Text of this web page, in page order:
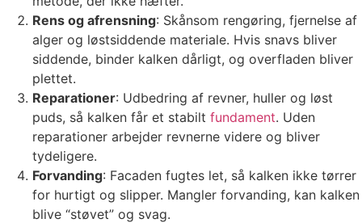
Rens og afrensning: Skånsom rengøring, fjernelse af
alger og løstsiddende materiale. Hvis snavs bliver
siddende, binder kalken dårligt, og overfladen bliver
plettet.
Reparationer: Udbedring af revner, huller og løst
puds, så kalken får et stabilt fundament. Uden
reparationer arbejder revnerne videre og bliver
tydeligere.
Forvanding: Facaden fugtes let, så kalken ikke tørrer
for hurtigt og slipper. Mangler forvanding, kan kalken
blive “støvet” og svag.